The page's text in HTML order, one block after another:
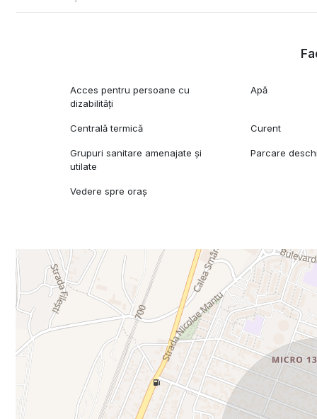
Acces pentru persoane cu
dizabilități
Apă
Centrală termică Curent
Grupuri sanitare amenajate și
utilate
Parcare
Vedere spre oraș